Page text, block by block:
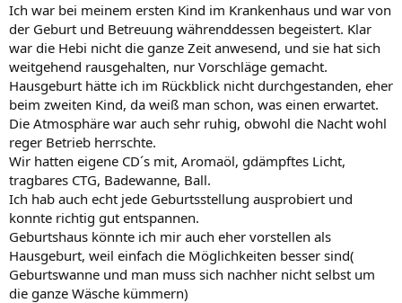
Ich war bei meinem ersten Kind im Krankenhaus und war von
der Geburt und Betreuung währenddessen begeistert. Klar
war die Hebi nicht die ganze Zeit anwesend, und sie hat sich
weitgehend rausgehalten, nur Vorschläge gemacht.
Hausgeburt hätte ich im Rückblick nicht durchgestanden, eher
beim zweiten Kind, da weiß man schon, was einen erwartet.
Die Atmosphäre war auch sehr ruhig, obwohl die Nacht wohl
reger Betrieb herrschte.
Wir hatten eigene CD´s mit, Aromaöl, gdämpftes Licht,
tragbares CTG, Badewanne, Ball.
Ich hab auch echt jede Geburtsstellung ausprobiert und
konnte richtig gut entspannen.
Geburtshaus könnte ich mir auch eher vorstellen als
Hausgeburt, weil einfach die Möglichkeiten besser sind(
Geburtswanne und man muss sich nachher nicht selbst um
die ganze Wäsche kümmern)